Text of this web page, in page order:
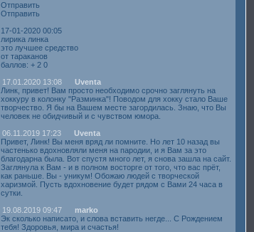
Отправить
Отправить
17-01-2020 00:05
лирика линка
это лучшее средство
от тараканов
баллов: + 2 0
17.01.2020 13:08
Uventa
Линк, привет! Вам просто необходимо срочно заглянуть на
хоккуру в колонку "Разминка"! Поводом для хокку стало Ваше
творчество. Я бы на Вашем месте загордилась. Знаю, что Вы
человек не обидчивый и с чувством юмора.
06.11.2019 17:23
Uventa
Привет, Линк! Вы меня вряд ли помните. Но лет 10 назад вы
частенько вдохновляли меня на пародии, и я Вам за это
благодарна была. Вот спустя много лет, я снова зашла на сайт.
Заглянула к Вам - и в полном восторге от того, что вас прёт,
как раньше. Вы - уникум! Обожаю людей с творческой
харизмой. Пусть вдохновение будет рядом с Вами 24 часа в
сутки.
19.08.2019 09:47
marko
Эк сколько написато, и слова вставить негде... С Рождением
тебя! Здоровья, мира и счастья!